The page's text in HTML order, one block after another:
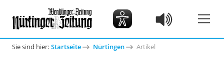
Sie sind hier: Startseite Nürtingen Artikel